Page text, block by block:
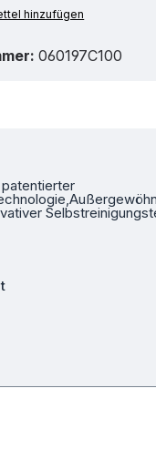
hinzufügen
060197C100